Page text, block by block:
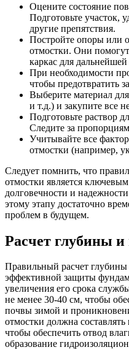
Оцените состояние
Подготовьте участок,
другие препятствия.
Постройте опоры или
отмостки. Они
каркас для
При необходимости
чтобы предотвратить
Выберите материал
и т.д.) и закупите все
Подготовьте раствор
Следите за
Учитывайте все
отмостки (например,
Следует помнить, что
отмостки является
долговечности и
этому этапу достаточно
проблем в будущем.
Расчет глубины
Правильный расчет
эффективной защиты
увеличения его срока
не менее 30-40 см, чтобы
почвы зимой и
отмостки должна
чтобы обеспечить отвод
образование